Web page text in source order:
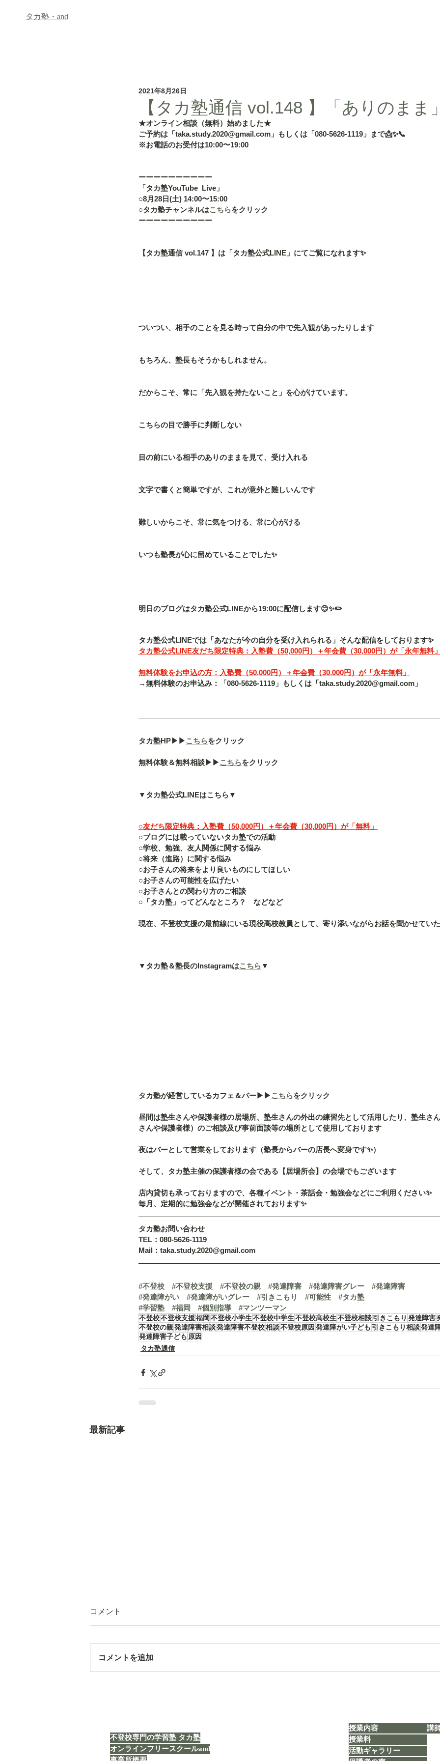
タカ塾・ and
【タカ塾通信 vol.148 】「ありのまま」
2021年8月26日
★オンライン相談（無料）始めました★
ご予約は「taka.study.2020@gmail.com」もしくは「080-5626-1119」まで📩✨📞
※お電話のお受付は10:00〜19:00
ーーーーーーーーーー
「タカ塾YouTube  Live」
○8月28日(土) 14:00〜15:00
○タカ塾チャンネルはこちらをクリック
ーーーーーーーーーー
【タカ塾通信 vol.147 】は「タカ塾公式LINE」にてご覧になれます✨
ついつい、相手のことを見る時って自分の中で先入観があったりします
もちろん、塾長もそうかもしれません。
だからこそ、常に「先入観を持たないこと」を心がけています。
こちらの目で勝手に判断しない
目の前にいる相手のありのままを見て、受け入れる
文字で書くと簡単ですが、これが意外と難しいんです
難しいからこそ、常に気をつける、常に心がける
いつも塾長が心に留めていることでした✨
明日のブログはタカ塾公式LINEから19:00に配信します😊✨✏️
タカ塾公式LINEでは「あなたが今の自分を受け入れられる」そんな配信をしております✨
タカ塾公式LINE友だち限定特典：入塾費（50,000円）＋年会費（30,000円）が「永年無料」
無料体験をお申込の方：入塾費（50,000円）＋年会費（30,000円）が「永年無料」
→無料体験のお申込み：「080-5626-1119」もしくは「taka.study.2020@gmail.com」
タカ塾HP▶︎▶︎こちらをクリック
無料体験＆無料相談▶︎▶︎こちらをクリック
▼タカ塾公式LINEはこちら▼
○友だち限定特典：入塾費（50,000円）＋年会費（30,000円）が「無料」
○ブログには載っていないタカ塾での活動
○学校、勉強、友人関係に関する悩み
○将来（進路）に関する悩み
○お子さんの将来をより良いものにしてほしい
○お子さんの可能性を広げたい
○お子さんとの関わり方のご相談
○「タカ塾」ってどんなところ？　などなど
現在、不登校支援の最前線にいる現役高校教員として、寄り添いながらお話を聞かせてい
▼タカ塾＆塾長のInstagramはこちら ▼
タカ塾が経営しているカフェ＆バー▶︎▶︎こちらをクリック
昼間は塾生さんや保護者様の居場所、塾生さんの外出の練習先として活用したり、塾生さ
さんや保護者様）のご相談及び事前面談等の場所として使用しております
夜はバーとして営業をしております（塾長からバーの店長へ変身です✨）
そして、タカ塾主催の保護者様の会である【居場所会】の会場でもございます
店内貸切も承っておりますので、各種イベント・茶話会・勉強会などにご利用ください✨
毎月、定期的に勉強会などが開催されております✨
タカ塾お問い合わせ
TEL：080-5626-1119
Mail：taka.study.2020@gmail.com
#不登校 #不登校支援 #不登校の親 #発達障害 #発達障害グレー
#発達障害
#発達障がい
#発達障がいグレー #引きこもり #可能性
#タカ塾
#学習塾
#福岡 #個別指導 #マンツーマン
不登校不登校支援福岡 不登校小学生不登校中学生不登校高校生不登校相談引きこもり 発達障害
不登校の親発達障害相談発達障害不登校相談不登校原因 発達障がい子ども 引きこもり相談発達
発達障害子ども 原因
タカ塾通信
最新記事
コメント
コメントを追加…
不登校専門の学習塾 タカ塾
オンラインフリースクールand
授業内容
講
授業料
活動ギャラリー